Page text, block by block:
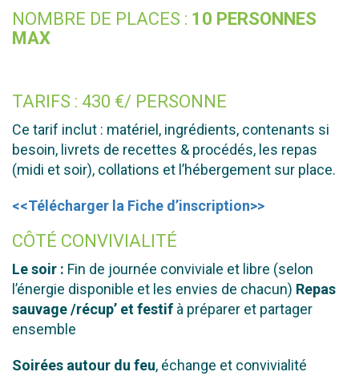
NOMBRE DE PLACES : 10 PERSONNES
MAX
TARIFS : 430 €/ PERSONNE
Ce tarif inclut : matériel, ingrédients, contenants si
besoin, livrets de recettes & procédés, les repas
(midi et soir), collations et l’hébergement sur place.
<<Télécharger la Fiche d’inscription>>
CÔTÉ CONVIVIALITÉ
Le soir : Fin de journée conviviale et libre (selon
l’énergie disponible et les envies de chacun) Repas
sauvage /récup’ et festif à préparer et partager
ensemble
Soirées autour du feu, échange et convivialité